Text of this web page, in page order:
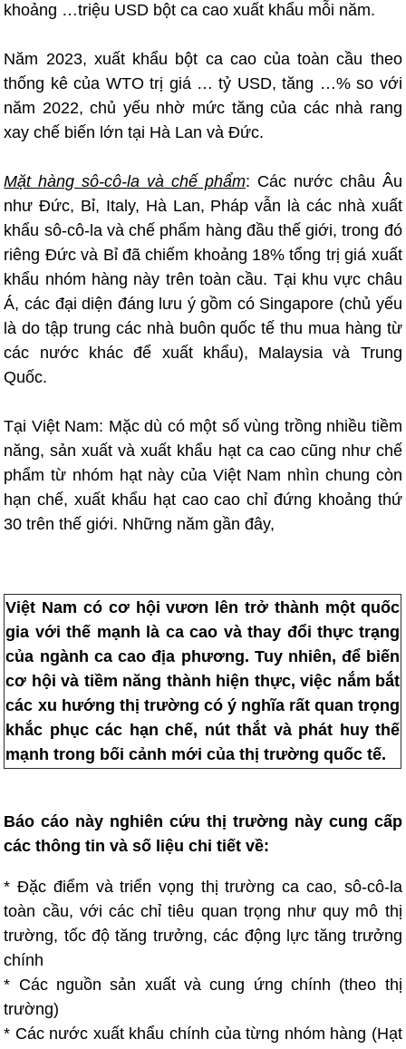
khoảng …triệu USD bột ca cao xuất khẩu mỗi năm.
Năm 2023, xuất khẩu bột ca cao của toàn cầu theo
thống kê của WTO trị giá … tỷ USD, tăng …% so với
năm 2022, chủ yếu nhờ mức tăng của các nhà rang
xay chế biến lớn tại Hà Lan và Đức.
Mặt hàng sô-cô-la và chế phẩm: Các nước châu Âu
như Đức, Bỉ, Italy, Hà Lan, Pháp vẫn là các nhà xuất
khẩu sô-cô-la và chế phẩm hàng đầu thế giới, trong đó
riêng Đức và Bỉ đã chiếm khoảng 18% tổng trị giá xuất
khẩu nhóm hàng này trên toàn cầu. Tại khu vực châu
Á, các đại diện đáng lưu ý gồm có Singapore (chủ yếu
là do tập trung các nhà buôn quốc tế thu mua hàng từ
các nước khác để xuất khẩu), Malaysia và Trung
Quốc.
Tại Việt Nam: Mặc dù có một số vùng trồng nhiều tiềm
năng, sản xuất và xuất khẩu hạt ca cao cũng như chế
phẩm từ nhóm hạt này của Việt Nam nhìn chung còn
hạn chế, xuất khẩu hạt cao cao chỉ đứng khoảng thứ
30 trên thế giới. Những năm gần đây,
Việt Nam có cơ hội vươn lên trở thành một quốc
gia với thế mạnh là ca cao và thay đổi thực trạng
của ngành ca cao địa phương. Tuy nhiên, để biến
cơ hội và tiềm năng thành hiện thực, việc nắm bắt
các xu hướng thị trường có ý nghĩa rất quan trọng
khắc phục các hạn chế, nút thắt và phát huy thế
mạnh trong bối cảnh mới của thị trường quốc tế.
Báo cáo này nghiên cứu thị trường này cung cấp
các thông tin và số liệu chi tiết về:
* Đặc điểm và triển vọng thị trường ca cao, sô-cô-la
toàn cầu, với các chỉ tiêu quan trọng như quy mô thị
trường, tốc độ tăng trưởng, các động lực tăng trưởng
chính
* Các nguồn sản xuất và cung ứng chính (theo thị
trường)
* Các nước xuất khẩu chính của từng nhóm hàng (Hạt